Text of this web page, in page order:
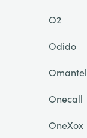
O2
Odido
Omantel
Onecall
OneXox